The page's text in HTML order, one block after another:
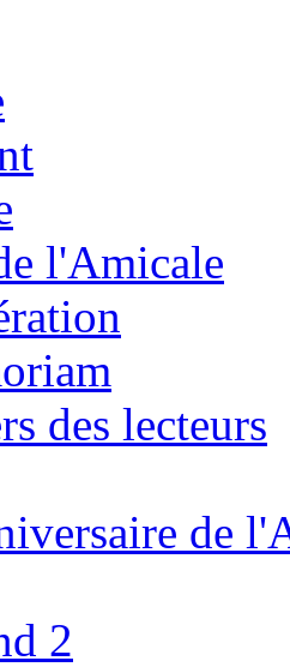
l'Amicale
des lecteurs
de
2